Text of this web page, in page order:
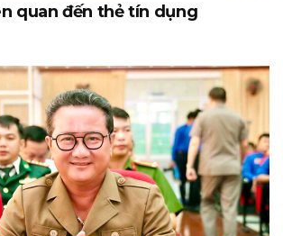
quan đến thẻ tín dụng